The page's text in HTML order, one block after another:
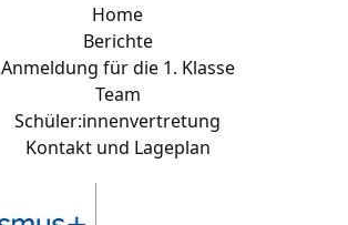
Home
Berichte
Anmeldung für die 1. Klasse
Team
Schüler:innenvertretung
Kontakt und Lageplan